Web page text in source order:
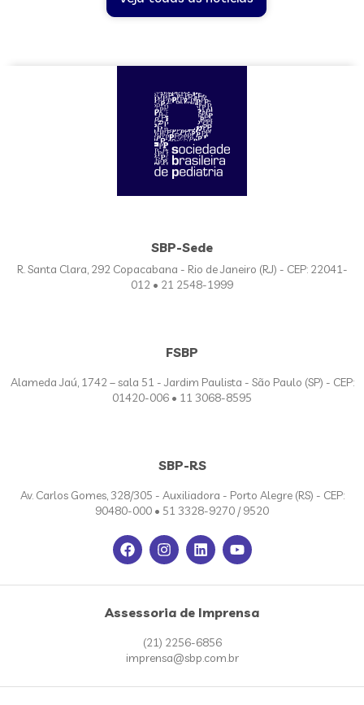
SBP-Sede
R. Santa Clara, 292 Copacabana - Rio de Janeiro (RJ) - CEP: 22041-
012 • 21 2548-1999
FSBP
Alameda Jaú, 1742 – sala 51 - Jardim Paulista - São Paulo (SP) - CEP:
01420-006 • 11 3068-8595
SBP-RS
Av. Carlos Gomes, 328/305 - Auxiliadora - Porto Alegre (RS) - CEP:
90480-000 • 51 3328-9270 / 9520
Assessoria de Imprensa
(21) 2256-6856
imprensa@sbp.com.br